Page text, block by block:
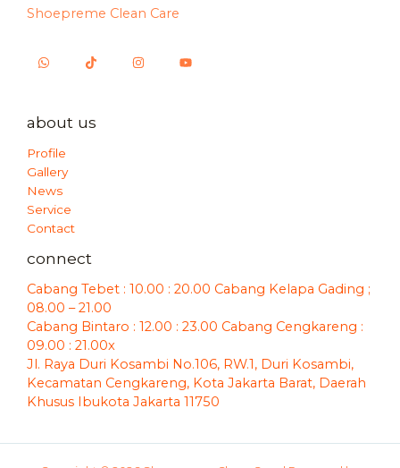
Shoepreme Clean Care
about us
Profile
Gallery
News
Service
Contact
connect
Cabang Tebet : 10.00 : 20.00 Cabang Kelapa Gading ;
08.00 – 21.00
Cabang Bintaro : 12.00 : 23.00 Cabang Cengkareng :
09.00 : 21.00x
Jl. Raya Duri Kosambi No.106, RW.1, Duri Kosambi,
Kecamatan Cengkareng, Kota Jakarta Barat, Daerah
Khusus Ibukota Jakarta 11750